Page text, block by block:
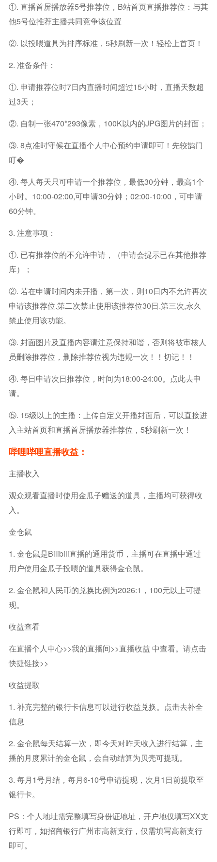
①. 直播首屏播放器5号推荐位，B站首页直播推荐位：与其
他5号位推荐主播共同竞争该位置
②. 以投喂道具为排序标准，5秒刷新一次！轻松上首页！
2. 准备条件：
①. 申请推荐位时7日内直播时间超过15小时，直播天数超
过3天；
②. 自制一张470*293像素，100K以内的JPG图片的封面；
③. 8点准时守候在直播个人中心预约申请即可！先较鹊门
叮�
④. 每人每天只可申请一个推荐位，最低30分钟，最高1个
小时。10:00-02:00,可申请30分钟；02:00-10:00，可申请
60分钟。
3. 注意事项：
①. 已有推荐位的不允许申请，（申请会提示已在其他推荐
库）；
②. 若在申请时间内未开播，第一次，则10日内不允许再次
申请该推荐位.第二次禁止使用该推荐位30日.第三次,永久
禁止使用该功能。
③. 封面图片及直播内容请注意保持和谐，否则将被审核人
员删除推荐位，删除推荐位视为违规一次！！切记！！
④. 每日申请次日推荐位，时间为18:00-24:00。点此去申
请。
⑤. 15级以上的主播：上传自定义开播封面后，可以直接进
入主站首页和直播首屏播放器推荐位，5秒刷新一次！
哔哩哔哩直播收益：
主播收入
观众观看直播时使用金瓜子赠送的道具，主播均可获得收
入。
金仓鼠
1. 金仓鼠是bilibili直播的通用货币，主播可在直播中通过
用户使用金瓜子投喂的道具获得金仓鼠。
2. 金仓鼠和人民币的兑换比例为2026:1，100元以上可提
现。
收益查看
在直播个人中心>>我的直播间>>直播收益 中查看。请点击
快捷链接>>
收益提取
1. 补充完整的银行卡信息可以进行收益兑换。点击去补全
信息
2. 金仓鼠每天结算一次，即今天对昨天收入进行结算，主
播的月度累计的金仓鼠，会自动结算为贝壳可提现。
3. 每月1号月结，每月6-10号申请提现，次月1日前提取至
银行卡。
PS：个人地址需完整填写身份证地址，开户地仅填写XX支
行即可，如招商银行广州市高新支行，仅需填写高新支行
即可。